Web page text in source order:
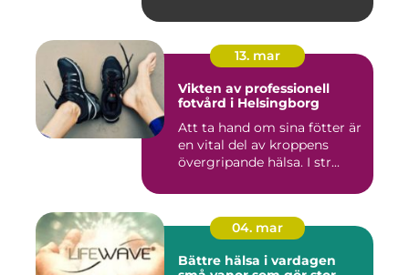
13. mar
Vikten av professionell
fotvård i Helsingborg
Att ta hand om sina fötter är
en vital del av kroppens
övergripande hälsa. I str...
04. mar
Bättre hälsa i vardagen